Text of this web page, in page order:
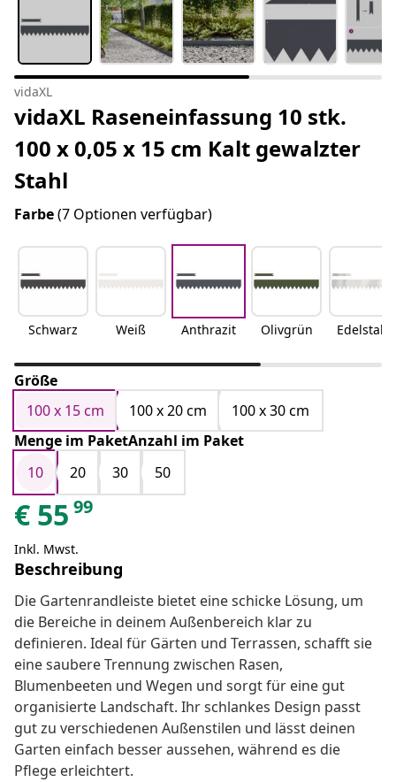
vidaXL
vidaXL Raseneinfassung 10 stk.
100 x 0,05 x 15 cm Kalt gewalzter
Stahl
Farbe(7 Optionen verfügbar)
Schwarz Weiß Anthrazit Olivgrün Edelstahl
Größe
100 x 15 cm
100 x 20 cm
100 x 30 cm
Menge im PaketAnzahl im Paket
10
20 30 50
€ 55 99
Inkl. Mwst.
Beschreibung
Die Gartenrandleiste bietet eine schicke Lösung, um
die Bereiche in deinem Außenbereich klar zu
definieren. Ideal für Gärten und Terrassen, schafft sie
eine saubere Trennung zwischen Rasen,
Blumenbeeten und Wegen und sorgt für eine gut
organisierte Landschaft. Ihr schlankes Design passt
gut zu verschiedenen Außenstilen und lässt deinen
Garten einfach besser aussehen, während es die
Pflege erleichtert.